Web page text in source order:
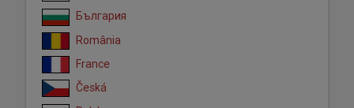
България
România
France
Česká